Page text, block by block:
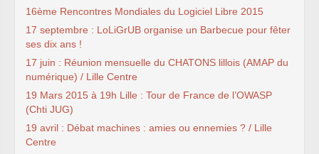
16ème Rencontres Mondiales du Logiciel Libre 2015
17 septembre : LoLiGrUB organise un Barbecue pour fêter
ses dix ans !
17 juin : Réunion mensuelle du CHATONS lillois (AMAP du
numérique) / Lille Centre
19 Mars 2015 à 19h Lille : Tour de France de l’OWASP
(Chti JUG)
19 avril : Débat machines : amies ou ennemies ? / Lille
Centre